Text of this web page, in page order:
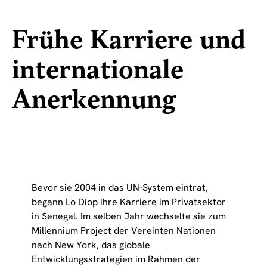
Frühe Karriere und
internationale
Anerkennung
Bevor sie 2004 in das UN-System eintrat,
begann Lo Diop ihre Karriere im Privatsektor
in Senegal. Im selben Jahr wechselte sie zum
Millennium Project der Vereinten Nationen
nach New York, das globale
Entwicklungsstrategien im Rahmen der